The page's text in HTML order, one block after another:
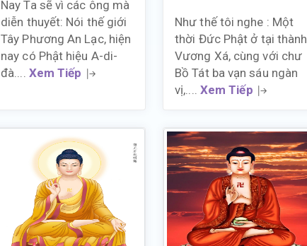
Nay Ta sẽ vì các ông mà
diễn thuyết: Nói thế giới
Tây Phương An Lạc, hiện
nay có Phật hiệu A-di-
đà.... Xem Tiếp
Như thế tôi nghe : Một
thời Đức Phật ở tại thành
Vương Xá, cùng với chư
Bồ Tát ba vạn sáu ngàn
vị,.... Xem Tiếp